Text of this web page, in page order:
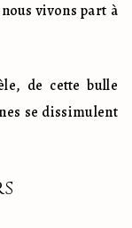
vivons part à
de cette bulle
se dissimulent